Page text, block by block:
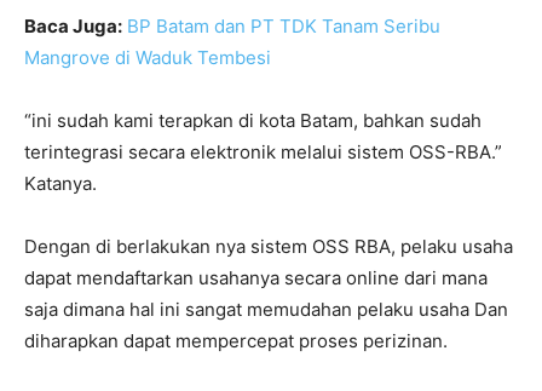
Baca Juga: BP Batam dan PT TDK Tanam Seribu
Mangrove di Waduk Tembesi
“ini sudah kami terapkan di kota Batam, bahkan sudah
terintegrasi secara elektronik melalui sistem OSS-RBA.”
Katanya.
Dengan di berlakukan nya sistem OSS RBA, pelaku usaha
dapat mendaftarkan usahanya secara online dari mana
saja dimana hal ini sangat memudahan pelaku usaha Dan
diharapkan dapat mempercepat proses perizinan.